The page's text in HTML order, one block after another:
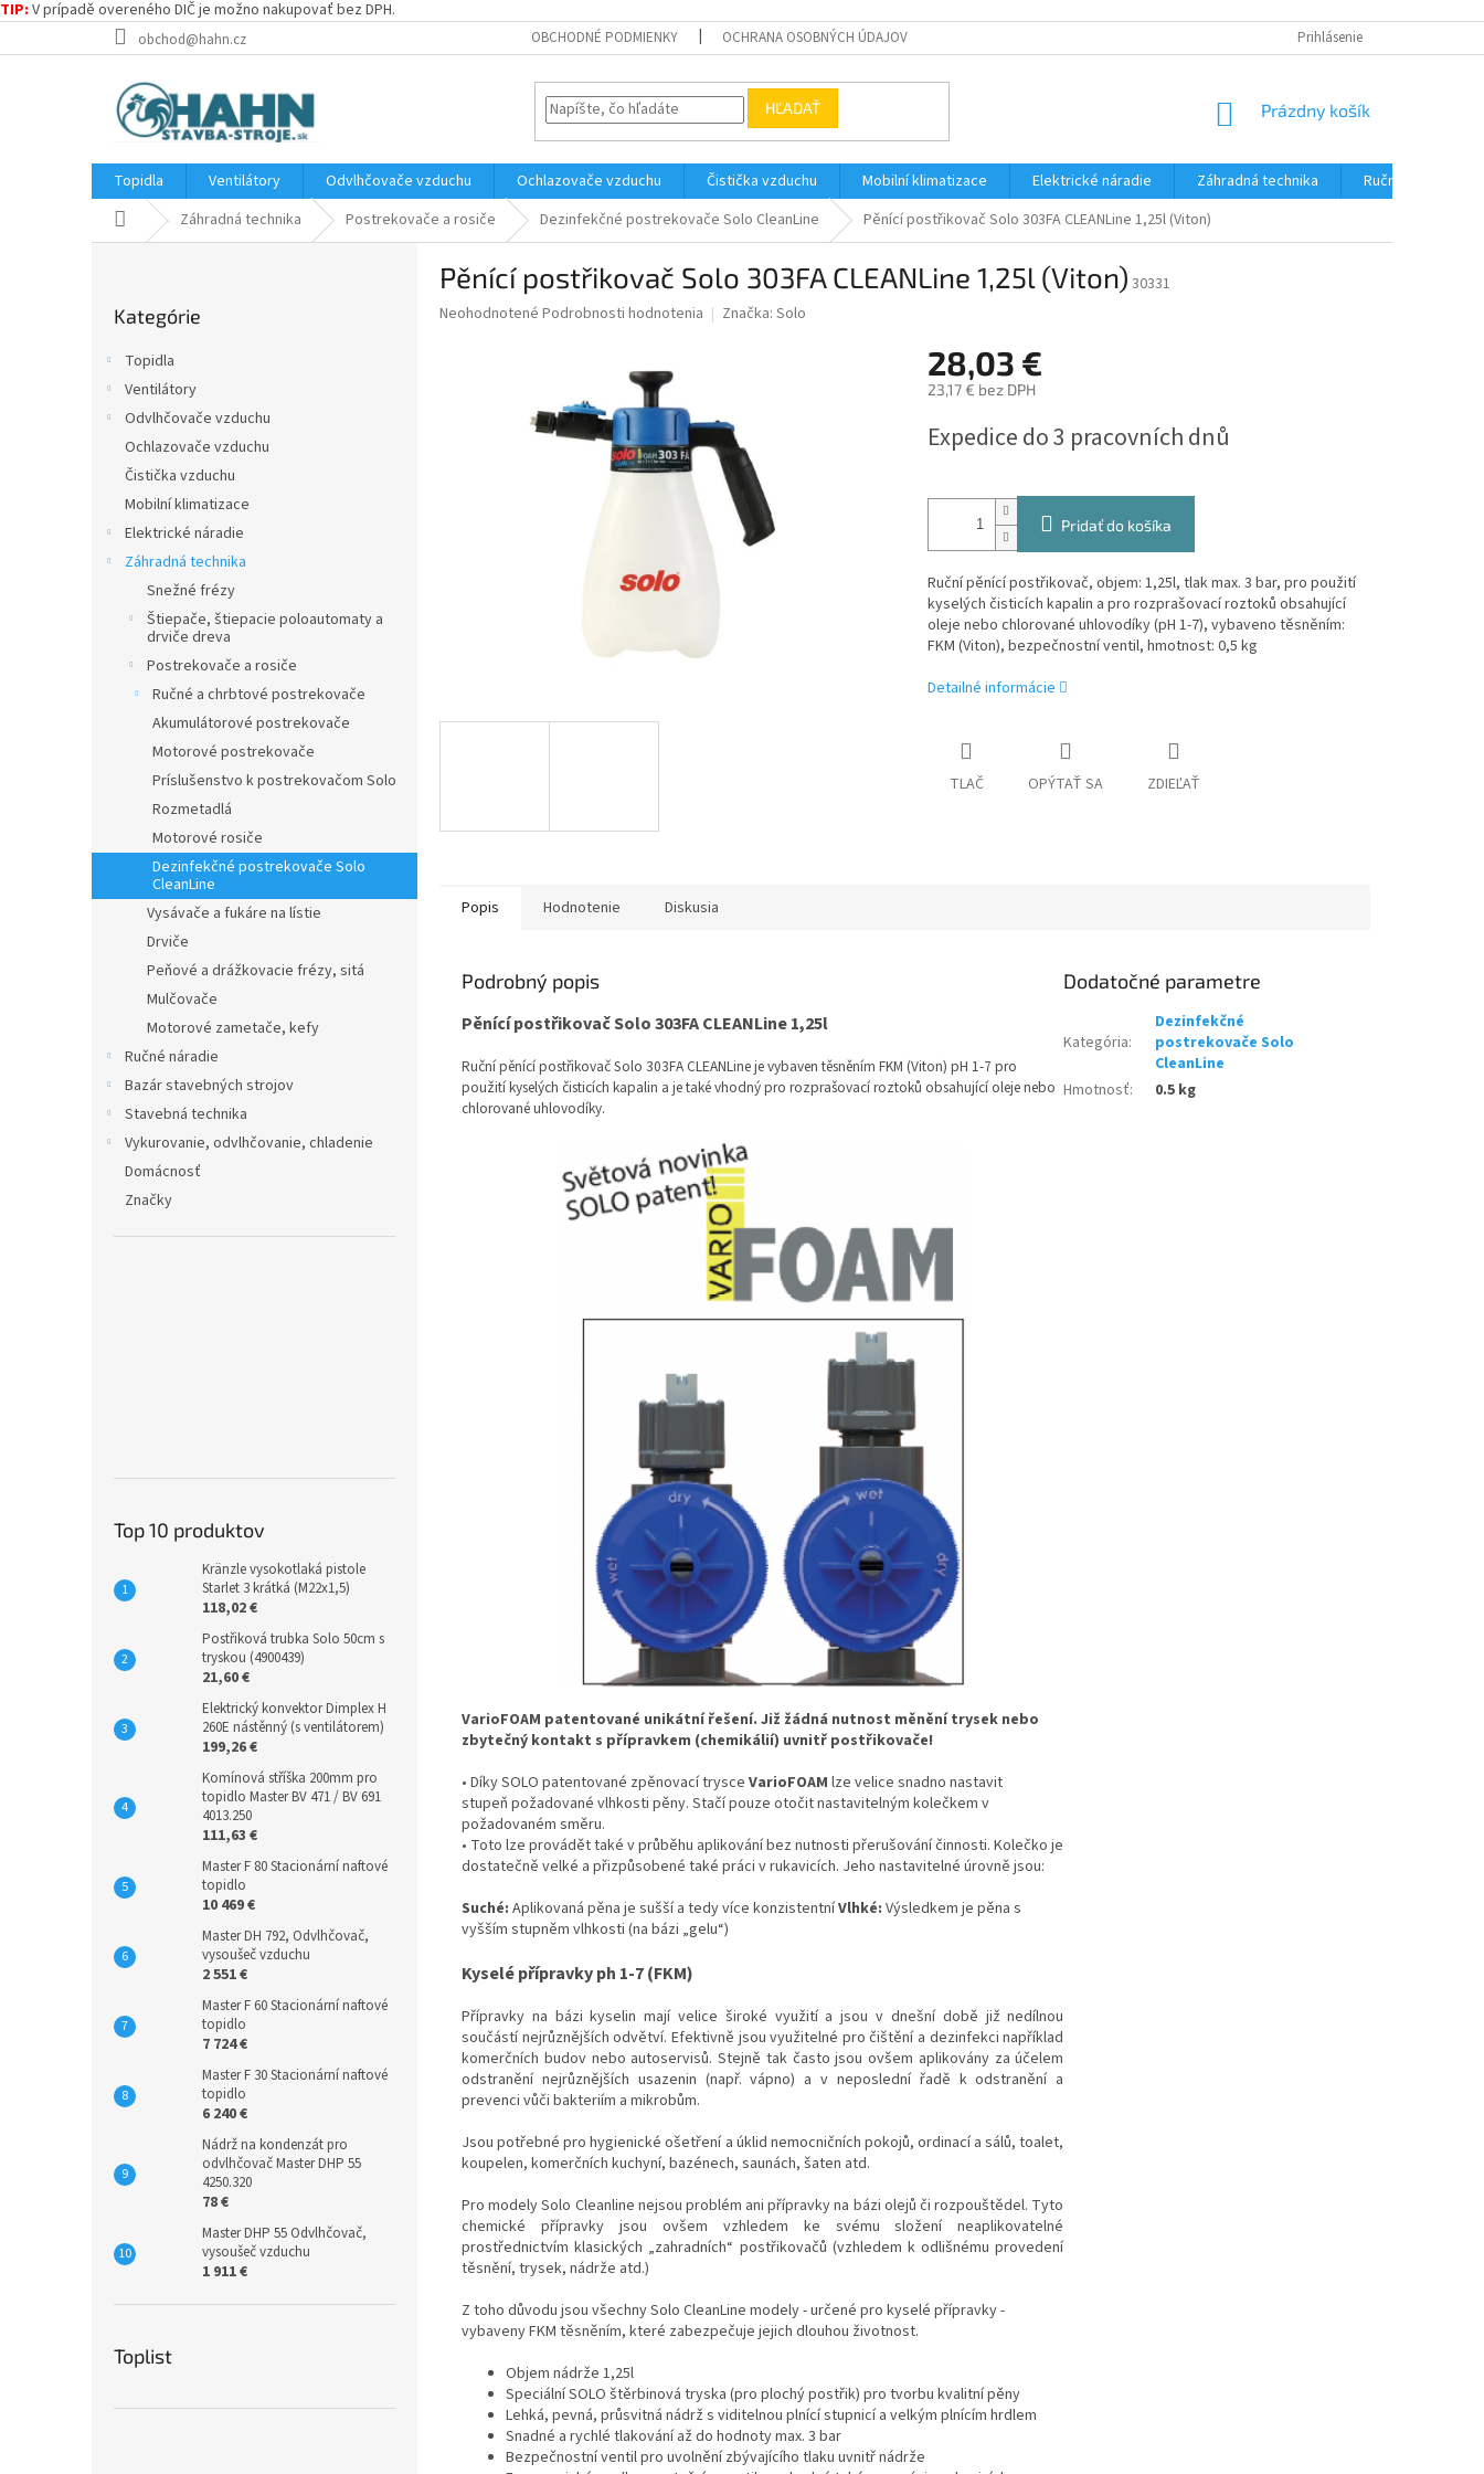
TIP: V prípadě overeného DIČ je možno nakupovať bez DPH.
na
obchod@hahn.cz OBCHODNÉ PODMIENKY OCHRANA OSOBNÝCH ÚDAJOV Prihlásenie
HĽADAŤ
NÁKUPNÝ
Prázdny košík
Topidla Ventilátory Odvlhčovače vzduchu Ochlazovače vzduchu Čistička vzduchu Mobilní klimatizace Elektrické náradie Záhradná technika
Ručné náradie
Domov Záhradná technika Postrekovače a rosiče Dezinfekčné postrekovače Solo CleanLine Pěnící postřikovač Solo 303FA CLEANLine 1,25l (Viton)
kategórie
Kategórie
Topidla
Ventilátory
Odvlhčovače vzduchu
Ochlazovače vzduchu
Čistička vzduchu
Mobilní klimatizace
Elektrické náradie
Záhradná technika
Snežné frézy
Štiepače, štiepacie poloautomaty a
drviče dreva
Postrekovače a rosiče
Ručné a chrbtové postrekovače
Akumulátorové postrekovače
Motorové postrekovače
Príslušenstvo k postrekovačom Solo
Rozmetadlá
Motorové rosiče
Dezinfekčné postrekovače Solo
CleanLine
Vysávače a fukáre na lístie
Drviče
Peňové a drážkovacie frézy, sitá
Mulčovače
Motorové zametače, kefy
Ručné náradie
Bazár stavebných strojov
Stavebná technika
Vykurovanie, odvlhčovanie, chladenie
Domácnosť
Značky
Top 10 produktov
Kränzle vysokotlaká pistole
Starlet 3 krátká (M22x1,5)
118,02 €
Postřiková trubka Solo 50cm s
tryskou (4900439)
21,60 €
Elektrický konvektor Dimplex H
260E nástěnný (s ventilátorem)
199,26 €
Komínová stříška 200mm pro
topidlo Master BV 471 / BV 691
4013.250
111,63 €
Master F 80 Stacionární naftové
topidlo
10 469 €
Master DH 792, Odvlhčovač,
vysoušeč vzduchu
2 551 €
Master F 60 Stacionární naftové
topidlo
7 724 €
Master F 30 Stacionární naftové
topidlo
6 240 €
Nádrž na kondenzát pro
odvlhčovač Master DHP 55
4250.320
78 €
Master DHP 55 Odvlhčovač,
vysoušeč vzduchu
1 911 €
Toplist
Pěnící postřikovač Solo 303FA CLEANLine 1,25l (Viton) 30331
Priemerné
Neohodnotené Podrobnosti hodnotenia Značka: Solo
28,03 €
23,17 € bez DPH
cena:
Expedice do 3 pracovních dnů
Pridať do košíka
Ruční pěnící postřikovač, objem: 1,25l, tlak max. 3 bar, pro použití
kyselých čisticích kapalin a pro rozprašovací roztoků obsahující
oleje nebo chlorované uhlovodíky (pH 1-7), vybaveno těsněním:
FKM (Viton), bezpečnostní ventil, hmotnost: 0,5 kg
Detailné informácie
TLAČ OPÝTAŤ SA ZDIEĽAŤ
Popis Hodnotenie Diskusia
Podrobný popis
Pěnící postřikovač Solo 303FA CLEANLine 1,25l
Ruční pěnící postřikovač Solo 303FA CLEANLine je vybaven těsněním FKM (Viton) pH 1-7 pro
použití kyselých čisticích kapalin a je také vhodný pro rozprašovací roztoků obsahující oleje nebo
chlorované uhlovodíky.
VarioFOAM patentované unikátní řešení. Již žádná nutnost měnění trysek nebo
zbytečný kontakt s přípravkem (chemikálií) uvnitř postřikovače!
• Díky SOLO patentované zpěnovací trysce VarioFOAM lze velice snadno nastavit
stupeň požadované vlhkosti pěny. Stačí pouze otočitnastavitelným kolečkem v
požadovaném směru.
• Toto lze provádět také v průběhu aplikování bez nutnosti přerušování činnosti. Kolečko je
dostatečně velké a přizpůsobené také práci v rukavicích. Jeho nastavitelné úrovně jsou:
Suché: Aplikovaná pěna je sušší a tedy více konzistentníVlhké: Výsledkem je pěna s
vyšším stupněm vlhkosti (na bázi „gelu“)
Kyselé přípravky ph 1-7 (FKM)
Přípravky na bázi kyselin mají velice široké využití a jsou v dnešní době již nedílnou
součástí nejrůznějších odvětví. Efektivně jsou využitelné pro čištění a dezinfekci například
komerčních budov nebo autoservisů. Stejně tak často jsou ovšem aplikovány za účelem
odstranění nejrůznějších usazenin (např. vápno) a v neposlední řadě k odstranění a
prevenci vůči bakteriím a mikrobům.
Jsou potřebné pro hygienické ošetření a úklid nemocničních pokojů, ordinací a sálů, toalet,
koupelen, komerčních kuchyní, bazénech, saunách, šaten atd.
Pro modely Solo Cleanline nejsou problém ani přípravky na bázi olejů či rozpouštědel. Tyto
chemické přípravky jsou ovšem vzhledem ke svému složení neaplikovatelné
prostřednictvím klasických „zahradních“ postřikovačů (vzhledem k odlišnému provedení
těsnění, trysek, nádrže atd.)
Z toho důvodu jsou všechny Solo CleanLine modely - určené pro kyselé přípravky -
vybaveny FKM těsněním, které zabezpečuje jejich dlouhou životnost.
Objem nádrže 1,25l
Speciální SOLO štěrbinová tryska (pro plochý postřik) pro tvorbu kvalitní pěny
Lehká, pevná, průsvitná nádrž s viditelnou plnící stupnicí a velkým plnícím hrdlem
Snadné a rychlé tlakování až do hodnotymax. 3 bar
Bezpečnostní ventil pro uvolnění zbývajícího tlaku uvnitř nádrže
Dodatočné parametre
Kategória:
Dezinfekčné
postrekovače Solo
CleanLine
Hmotnosť: 0.5 kg